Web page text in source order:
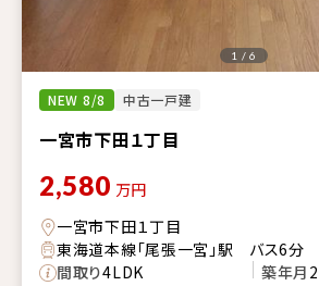
NEW 8/8 中古一戸建
一宮市下田１丁目
1 / 6
2,580 万円
一宮市下田１丁目
東海道本線「尾張一宮」駅 バス6
間取り4LDK 築年月